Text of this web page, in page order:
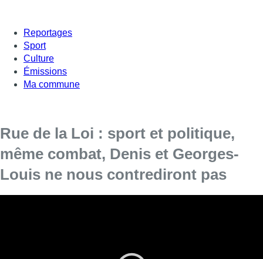
Reportages
Sport
Culture
Émissions
Ma commune
Rue de la Loi : sport et politique,
même combat, Denis et Georges-
Louis ne nous contrediront pas
On en a vu des David faire trébucher Goliath, des petits